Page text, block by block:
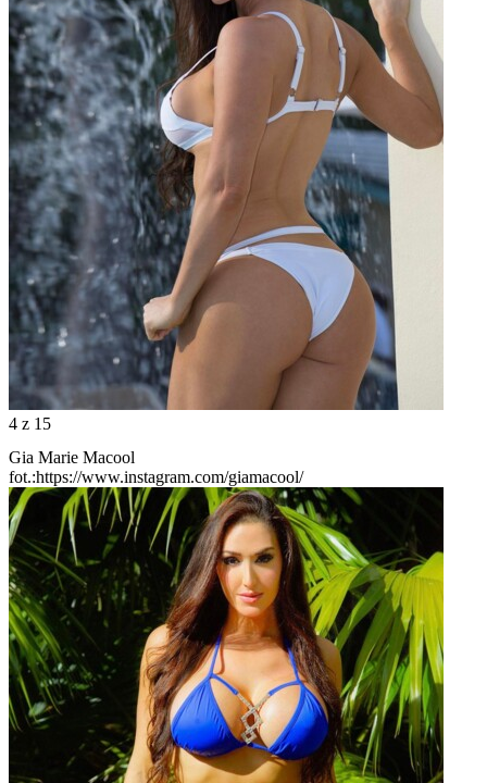
4 z 15
Gia Marie Macool
fot.:https://www.instagram.com/giamacool/